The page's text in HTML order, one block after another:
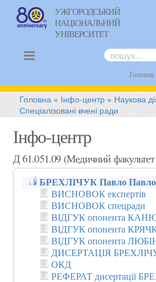
УЖГОРОДСЬКИЙ
НАЦІОНАЛЬНИЙ
УНІВЕРСИТЕТ
Головна|
Головна » Інфо-центр » Наукова
Спеціалізовані вчені ради
Інфо-центр
Д 61.051.09 (Медичний
БРЕХЛІЧУК Павло
ВИСНОВОК експертів
ВИСНОВОК спецради
ВІДГУК опонента
ВІДГУК опонента
ВІДГУК опонента
ДИСЕРТАЦІЯ
ОКД
РЕФЕРАТ дисертації